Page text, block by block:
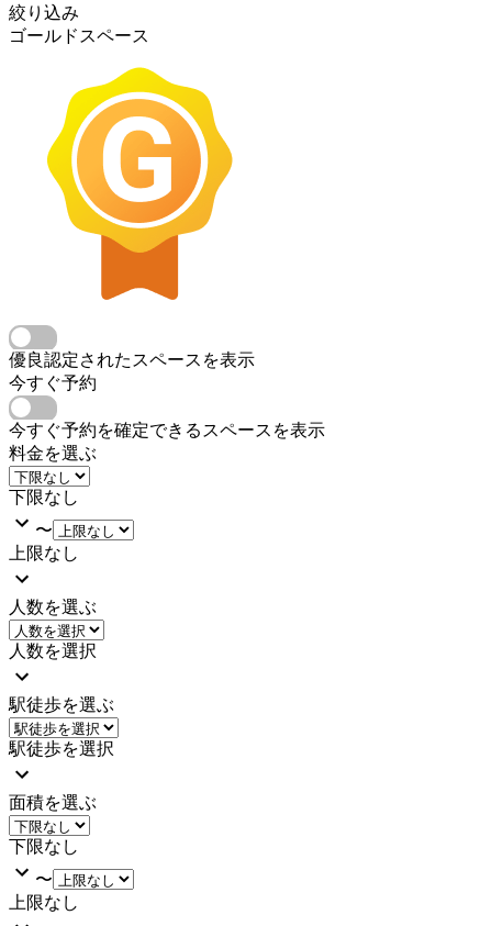
絞り込み
ゴールドスペース
優良認定されたスペースを表示
今すぐ予約
今すぐ予約を確定できるスペースを表示
料金を選ぶ
下限なし
〜
上限なし
人数を選ぶ
人数を選択
駅徒歩を選ぶ
駅徒歩を選択
面積を選ぶ
下限なし
〜
上限なし